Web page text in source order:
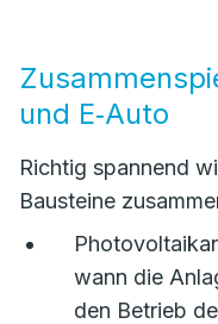
und E‑Auto
Richtig spannend
Bausteine
wann die
den Betrieb